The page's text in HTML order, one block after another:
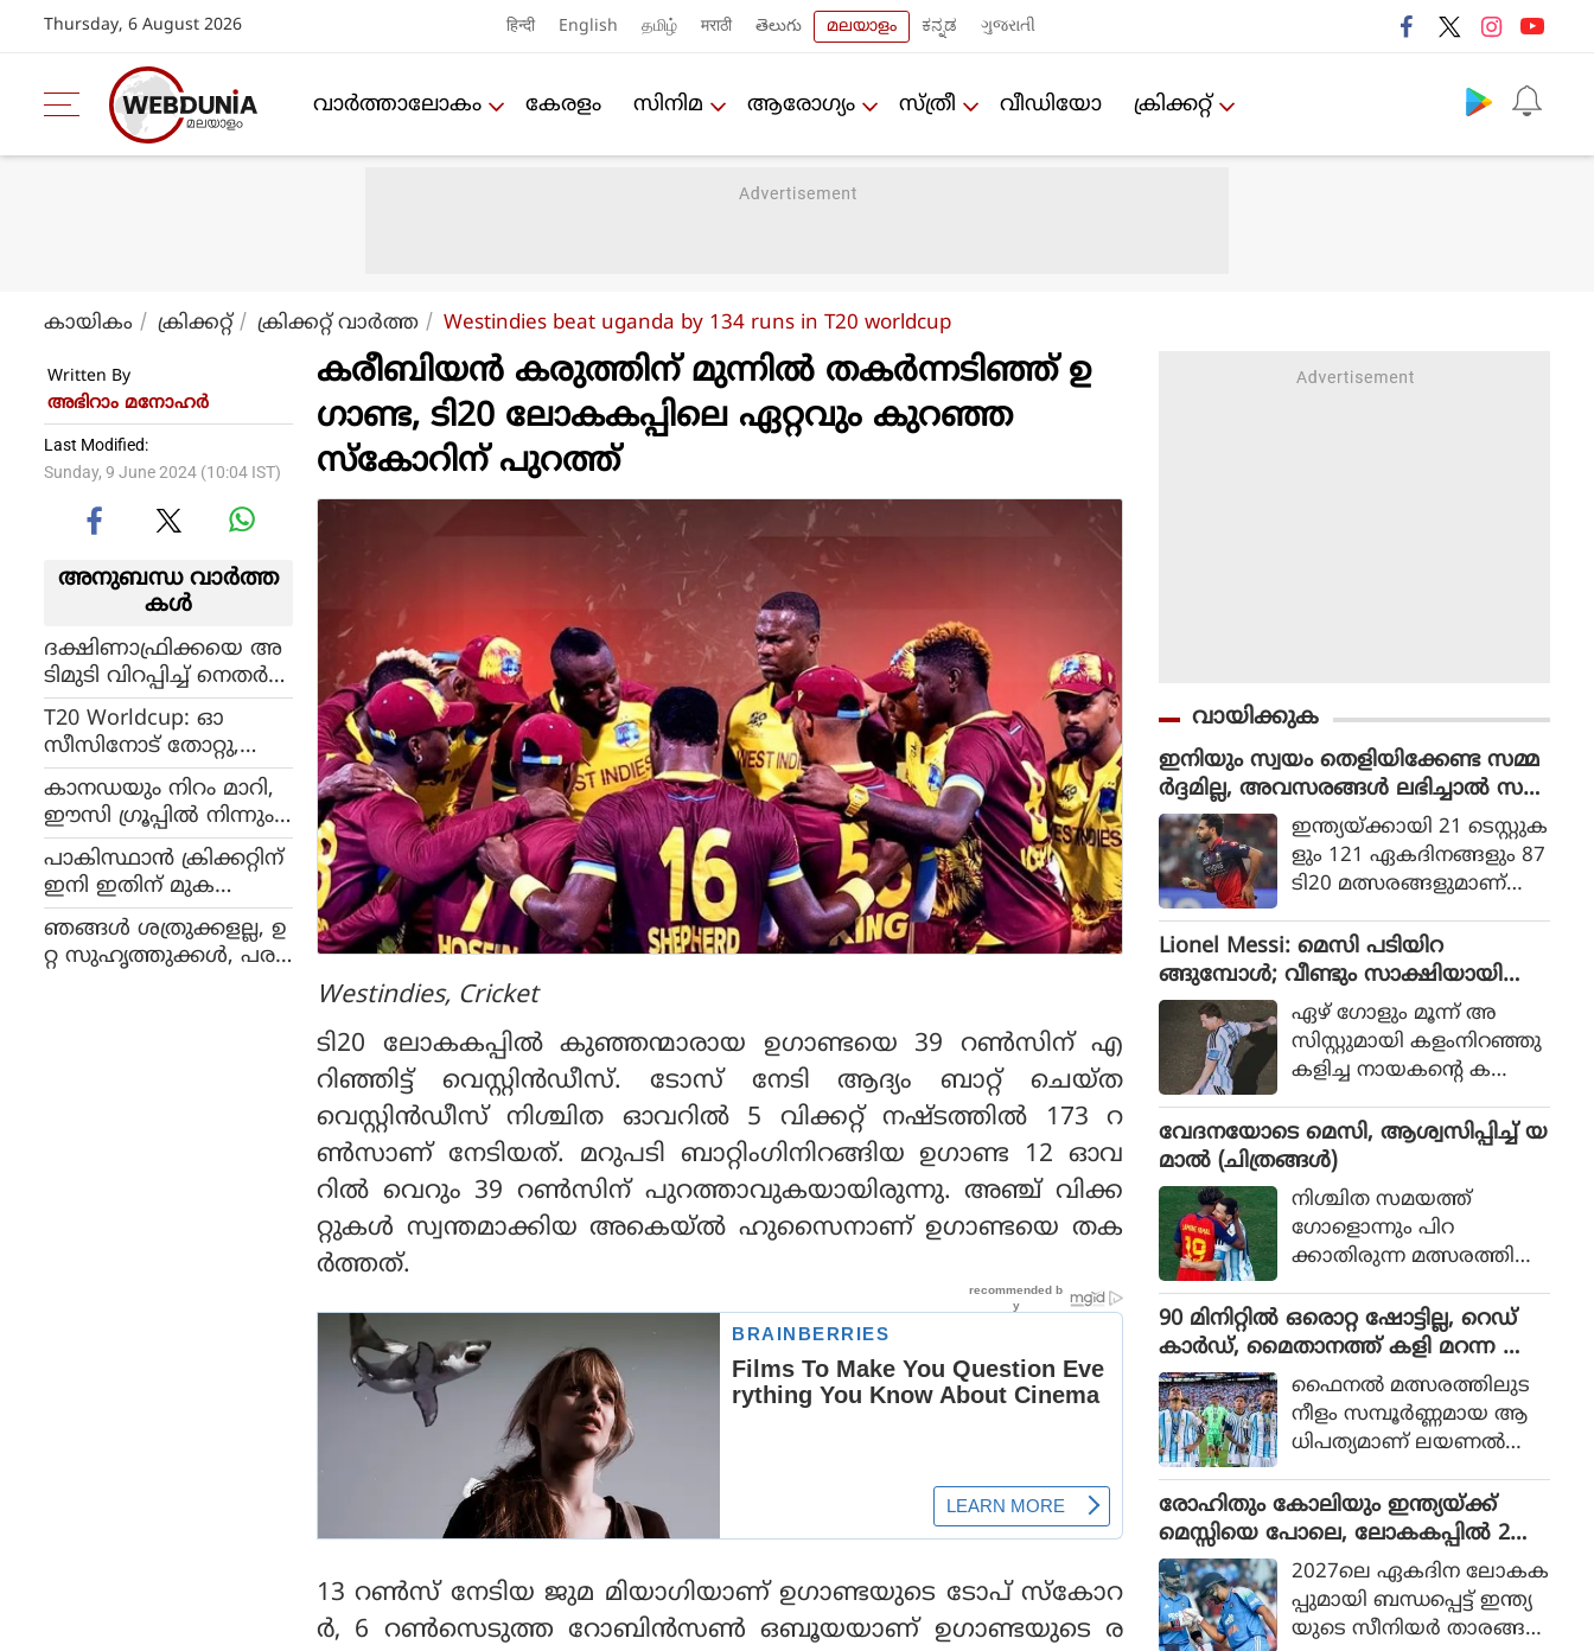
Thursday, 6 August 2026 हिन्दी English தமிழ் मराठी తెలుగు മലയാളം ಕನ್ನಡ ગુજરાતી
വാര്‍ത്താലോകം കേരളം സിനിമ ആരോഗ്യം സ്ത്രീ വീഡിയോ ക്രിക്കറ്റ്‌
കായികം ക്രിക്കറ്റ്‌ ക്രിക്കറ്റ്‌ വാര്‍ത്ത Westindies beat uganda by 134 runs in T20 worldcup
Written By
അഭിറാം മനോഹർ
Last Modified:
Sunday, 9 June 2024 (10:04 IST)
അനുബന്ധ വാര്‍ത്ത
കള്‍
ദക്ഷിണാഫ്രിക്കയെ അ
ടിമുടി വിറപ്പിച്ച് നെതർല
ൻഡ്സ്, വിജയിച്ചത് മില്ല
റുടെ കില്ലർ പ്രകടനമിക
വിൽ
T20 Worldcup: ഓ
സീസിനോട് തോറ്റു,
ലോകകപ്പിൽ നിലവിലെ
ചാമ്പ്യൻ ഇംഗ്ലണ്ടും പുറ
ത്താകലിൻ്റെ വക്കിൽ
കാനഡയും നിറം മാറി,
ഈസി ഗ്രൂപ്പില്‍ നിന്നും
മരണ ഗ്രൂപ്പായി ഗ്രൂപ്പ്
എ, പാകിസ്ഥാനെതിരെ
തോറ്റാല്‍ ഇന്ത്യയും പുറ
ത്താകലിന്റെ വക്കില്‍
പാകിസ്ഥാൻ ക്രിക്കറ്റിന്
ഇനി ഇതിന് മുക
ളിലൊരു നാണക്കേട് വ
രാനില്ല, പൊട്ടിത്തെറിച്ച്
കമ്രാൻ അക്മൽ
ഞങ്ങൾ ശത്രുക്കളല്ല, ഉ
റ്റ സുഹൃത്തുക്കൾ, പര
കരീബിയൻ കരുത്തിന് മുന്നിൽ തകർന്നടിഞ്ഞ് ഉ
ഗാണ്ട, ടി20 ലോകകപ്പിലെ ഏറ്റവും കുറഞ്ഞ
സ്കോറിന് പുറത്ത്
Westindies, Cricket
ടി20 ലോകകപ്പില്‍ കുഞ്ഞന്മാരായ ഉഗാണ്ടയെ 39 റണ്‍സിന് എ
റിഞ്ഞിട്ട് വെസ്റ്റിന്‍ഡീസ്. ടോസ് നേടി ആദ്യം ബാറ്റ് ചെയ്ത
വെസ്റ്റിന്‍ഡീസ് നിശ്ചിത ഓവറില്‍ 5 വിക്കറ്റ് നഷ്ടത്തില്‍ 173 റ
ണ്‍സാണ് നേടിയത്. മറുപടി ബാറ്റിംഗിനിറങ്ങിയ ഉഗാണ്ട 12 ഓവ
റില്‍ വെറും 39 റണ്‍സിന് പുറത്താവുകയായിരുന്നു. അഞ്ച് വിക്ക
റ്റുകള്‍ സ്വന്തമാക്കിയ അകെയ്ല്‍ ഹുസൈനാണ് ഉഗാണ്ടയെ തക
ര്‍ത്തത്.
13 റണ്‍സ് നേടിയ ജുമ മിയാഗിയാണ് ഉഗാണ്ടയുടെ ടോപ് സ്‌കോറ
ര്‍, 6 റണ്‍സെടുത്ത റോബിന്‍സണ്‍ ഒബൂയയാണ് ഉഗാണ്ടയുടെ ര
വായിക്കുക
ഇനിയും സ്വയം തെളിയിക്കേണ്ട സമ്മ
ർദ്ദമില്ല, അവസരങ്ങൾ ലഭിച്ചാൽ സ
ന്തോഷം അത്രമാത്രം : ഭുവനേശ്വർ
കുമാർ
ഇന്ത്യയ്ക്കായി 21 ടെസ്റ്റുക
ളും 121 ഏകദിനങ്ങളും 87
ടി20 മത്സരങ്ങളുമാണ്
ളിച്ചിട്ടുള്ളത്.
Lionel Messi: മെസി പടിയിറ
ങ്ങുമ്പോൾ; വീണ്ടും സാക്ഷിയായി
മെറ്റ്‌ലൈഫ് ഏഴ് ഗോളും മൂന്ന് അ
സിസ്റ്റുമായി കളംനിറഞ്ഞു
കളിച്ച നായകന്റെ ക
36 വർഷങ്ങൾക്കു ശേഷം
വിശ്വകിരീടം
വേദനയോടെ മെസി, ആശ്വസിപ്പിച്ച് യ
മാൽ (ചിത്രങ്ങൾ)
നിശ്ചിത സമയത്ത്
ഗോളൊന്നും പിറ
ക്കാതിരുന്ന മത്സരത്തിൽ
സ്‌പെയിൻ ഗോൾ നേടിയ
ത്
90 മിനിറ്റിൽ ഒരൊറ്റ ഷോട്ടില്ല, റെഡ്
കാർഡ്, മൈതാനത്ത് കളി മറന്ന അർ
ജൻ്റീന, സ്പെയിനിന് മാത്രം അർഹത
പ്പെട്ട കിരീടം
ഫൈനല്‍ മത്സരത്തിലുട
നീളം സമ്പൂര്‍ണ്ണമായ ആ
ധിപത്യമാണ് ലയണല്‍
യുടെ മുകളില്‍ സ്‌പെയിന്‍
ചെലുത്തിയത്.
രോഹിതും കോലിയും ഇന്ത്യയ്ക്ക്
മെസ്സിയെ പോലെ, ലോകകപ്പിൽ 2
പേരും കളിക്കണമെന്ന് മുഹമ്മദ്
കൈഫ്
2027ലെ ഏകദിന ലോകക
പ്പുമായി ബന്ധപ്പെട്ട് ഇന്ത്യ
യുടെ സീനിയര്‍ താരങ്ങ